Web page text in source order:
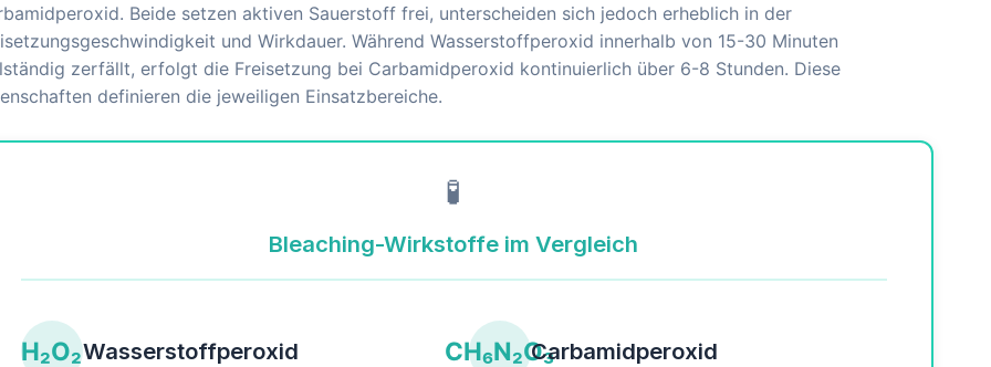
Beide setzen aktiven Sauerstoff frei, unterscheiden sich jedoch erheblich in der
und Wirkdauer. Während Wasserstoffperoxid innerhalb von 15-30 Minuten
zerfällt, erfolgt die Freisetzung bei Carbamidperoxid kontinuierlich über 6-8 Stunden. Diese
definieren die jeweiligen Einsatzbereiche.
🧪
Bleaching-Wirkstoffe im Vergleich
H₂O₂Wasserstoffperoxid CH₆N₂O₃Carbamidperoxid